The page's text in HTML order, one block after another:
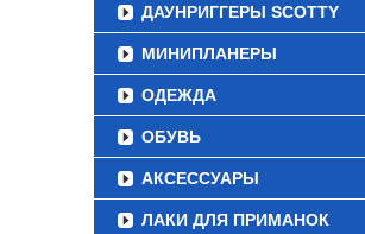
ДАУНРИГГЕРЫ SCOTTY
МИНИПЛАНЕРЫ
ОДЕЖДА
ОБУВЬ
АКСЕССУАРЫ
ЛАКИ ДЛЯ ПРИМАНОК